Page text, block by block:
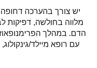
יש צורך בהערכה
מלווה בחולשה, דפיקות
הדם. במהלך
עם רופא מיילד/גינקולוג,